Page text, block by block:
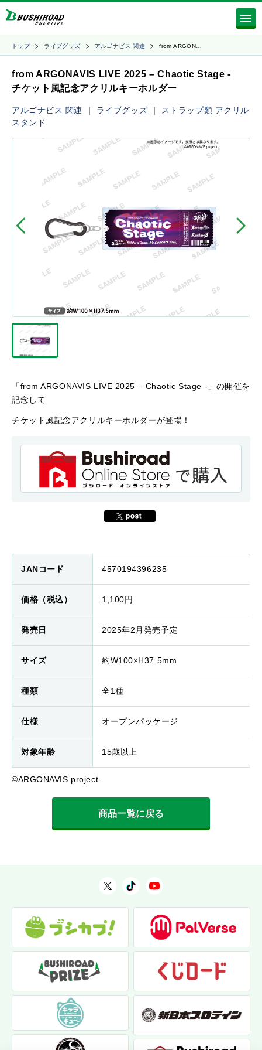
トップ ライブグッズ アルゴナビス 関連 from ARGON…
from ARGONAVIS LIVE 2025 – Chaotic Stage -
チケット風記念アクリルキーホルダー
アルゴナビス 関連 ｜ ライブグッズ ｜ ストラップ類 アクリル
スタンド
「from ARGONAVIS LIVE 2025 – Chaotic Stage -」の開催を
記念して
チケット風記念アクリルキーホルダーが登場！
JANコード 4570194396235
価格（税込） 1,100円
発売日 2025年2月発売予定
サイズ 約W100×H37.5mm
種類 全1種
仕様 オープンパッケージ
対象年齢 15歳以上
©ARGONAVIS project.
商品一覧に戻る